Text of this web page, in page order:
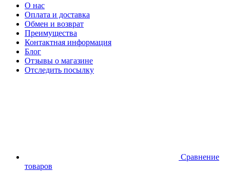
О нас
Оплата и доставка
Обмен и возврат
Преимущества
Контактная информация
Блог
Отзывы о магазине
Отследить посылку
Сравнение
товаров